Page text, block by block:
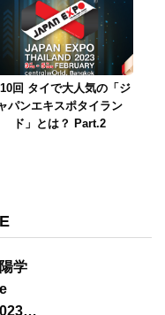
回 タイで大人気の「ジ
パンエキスポタイラン
ド」とは？ Part.2
学